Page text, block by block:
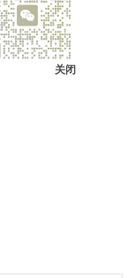
关闭